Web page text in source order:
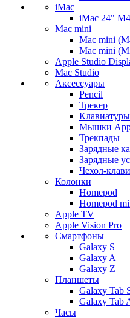
iMac
iMac 24"
Mac mini
Mac mini
Mac mini
Apple Studio
Mac Studio
Аксессуары
Pencil
Трекер
Мышки
Трекпады
Зарядные
Зарядные
Чехол-
Колонки
Homepod
Homepod
Apple TV
Apple Vision Pro
Смартфоны
Galaxy S
Galaxy A
Galaxy Z
Планшеты
Galaxy Tab
Galaxy Tab
Часы